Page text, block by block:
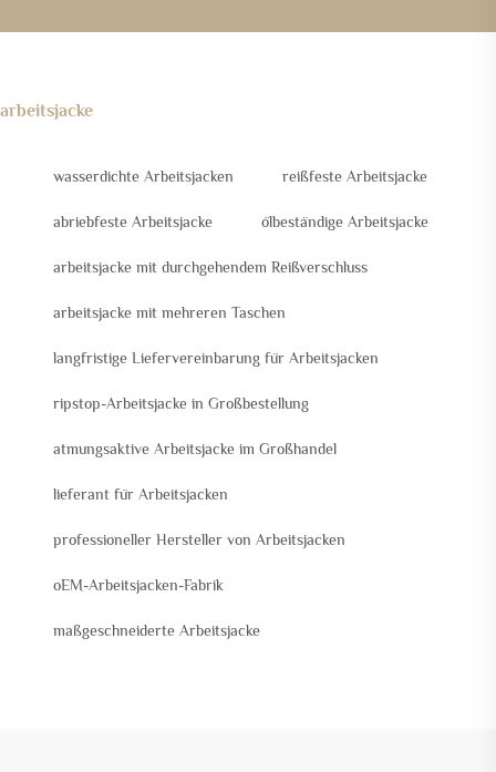
arbeitsjacke
wasserdichte Arbeitsjacken reißfeste Arbeitsjacke
abriebfeste Arbeitsjacke ölbeständige Arbeitsjacke
arbeitsjacke mit durchgehendem Reißverschluss
arbeitsjacke mit mehreren Taschen
langfristige Liefervereinbarung für Arbeitsjacken
ripstop-Arbeitsjacke in Großbestellung
atmungsaktive Arbeitsjacke im Großhandel
lieferant für Arbeitsjacken
professioneller Hersteller von Arbeitsjacken
oEM-Arbeitsjacken-Fabrik
maßgeschneiderte Arbeitsjacke